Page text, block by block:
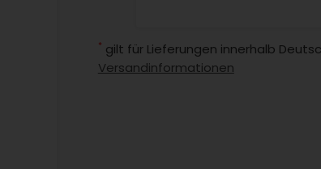
* gilt für Lieferungen innerhalb
Versandinformationen